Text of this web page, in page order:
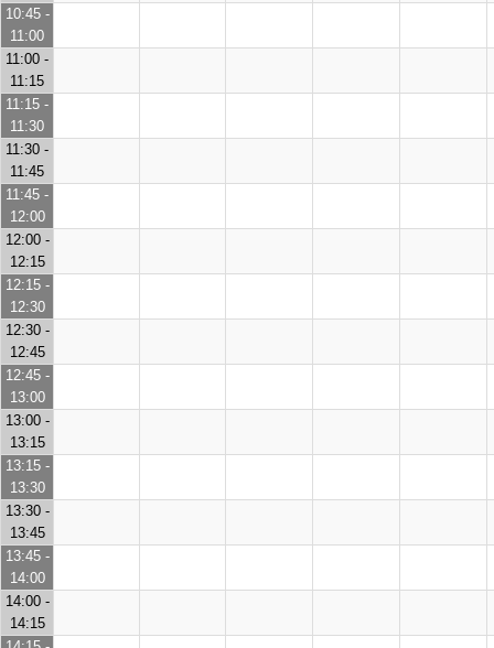
10:45 -
11:00
11:00 -
11:15
11:15 -
11:30
11:30 -
11:45
11:45 -
12:00
12:00 -
12:15
12:15 -
12:30
12:30 -
12:45
12:45 -
13:00
13:00 -
13:15
13:15 -
13:30
13:30 -
13:45
13:45 -
14:00
14:00 -
14:15